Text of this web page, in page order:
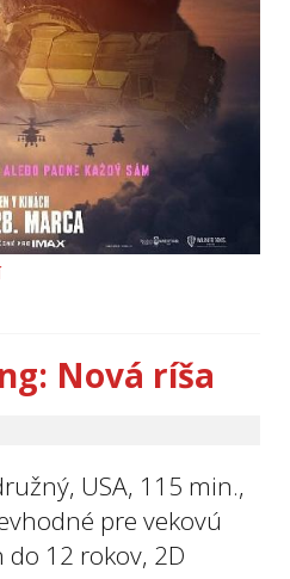
Nová ríša
USA, 115 min.,
pre vekovú
12 rokov, 2D